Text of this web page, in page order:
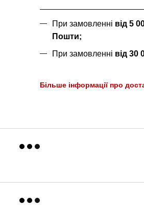
При замовленні від 5
Пошти;
При замовленні від 30
Більше інформації про